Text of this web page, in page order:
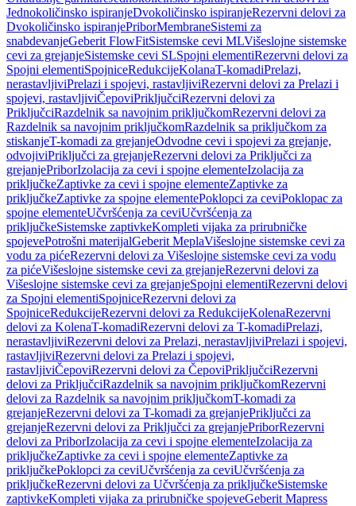
Jednokoličinsko ispiranjeDvokoličinsko ispiranjeRezervni delovi za
Dvokoličinsko ispiranjePriborMembraneSistemi za
snabdevanjeGeberit FlowFitSistemske cevi MLVišeslojne sistemske
cevi za grejanjeSistemske cevi SLSpojni elementiRezervni delovi za
Spojni elementiSpojniceRedukcijeKolanaT-komadiPrelazi,
nerastavljiviPrelazi i spojevi, rastavljiviRezervni delovi za Prelazi i
spojevi, rastavljiviČepoviPriključciRezervni delovi za
PriključciRazdelnik sa navojnim priključkomRezervni delovi za
Razdelnik sa navojnim priključkomRazdelnik sa priključkom za
stiskanjeT-komadi za grejanjeOdvodne cevi i spojevi za grejanje,
odvojiviPriključci za grejanjeRezervni delovi za Priključci za
grejanjePriborIzolacija za cevi i spojne elementeIzolacija za
priključkeZaptivke za cevi i spojne elementeZaptivke za
priključkeZaptivke za spojne elementePoklopci za ceviPoklopac za
spojne elementeUčvršćenja za ceviUčvršćenja za
priključkeSistemske zaptivkeKompleti vijaka za prirubničke
spojevePotrošni materijalGeberit MeplaVišeslojne sistemske cevi za
vodu za pićeRezervni delovi za Višeslojne sistemske cevi za vodu
za pićeVišeslojne sistemske cevi za grejanjeRezervni delovi za
Višeslojne sistemske cevi za grejanjeSpojni elementiRezervni delovi
za Spojni elementiSpojniceRezervni delovi za
SpojniceRedukcijeRezervni delovi za RedukcijeKolenaRezervni
delovi za KolenaT-komadiRezervni delovi za T-komadiPrelazi,
nerastavljiviRezervni delovi za Prelazi, nerastavljiviPrelazi i spojevi,
rastavljiviRezervni delovi za Prelazi i spojevi,
rastavljiviČepoviRezervni delovi za ČepoviPriključciRezervni
delovi za PriključciRazdelnik sa navojnim priključkomRezervni
delovi za Razdelnik sa navojnim priključkomT-komadi za
grejanjeRezervni delovi za T-komadi za grejanjePriključci za
grejanjeRezervni delovi za Priključci za grejanjePriborRezervni
delovi za PriborIzolacija za cevi i spojne elementeIzolacija za
priključkeZaptivke za cevi i spojne elementeZaptivke za
priključkePoklopci za ceviUčvršćenja za ceviUčvršćenja za
priključkeRezervni delovi za Učvršćenja za priključkeSistemske
zaptivkeKompleti vijaka za prirubničke spojeveGeberit Mapress